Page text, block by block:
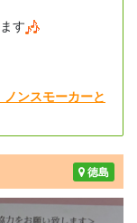
す
ノンスモーカーと
徳島